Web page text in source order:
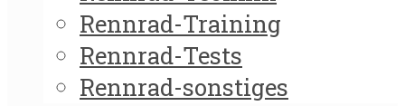
Rennrad-Training
Rennrad-Tests
Rennrad-sonstiges